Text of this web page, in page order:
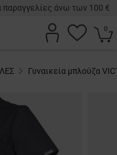
παραγγελίες άνω των 100 €
0
Γυναικεία μπλούζα